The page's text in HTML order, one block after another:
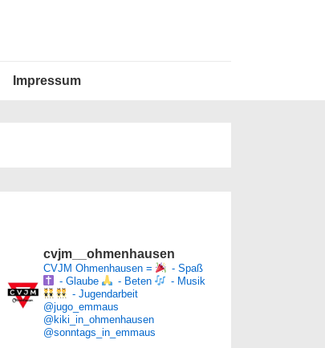
Impressum
cvjm__ohmenhausen
CVJM Ohmenhausen =
- Spaß
- Glaube
- Beten
- Musik
- Jugendarbeit
@jugo_emmaus
@kiki_in_ohmenhausen
@sonntags_in_emmaus